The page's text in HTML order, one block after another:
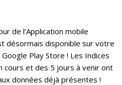
de l’Application mobile
désormais disponible sur votre
Play Store ! Les Indices
cours et des 5 jours à venir ont
données déjà présentes !